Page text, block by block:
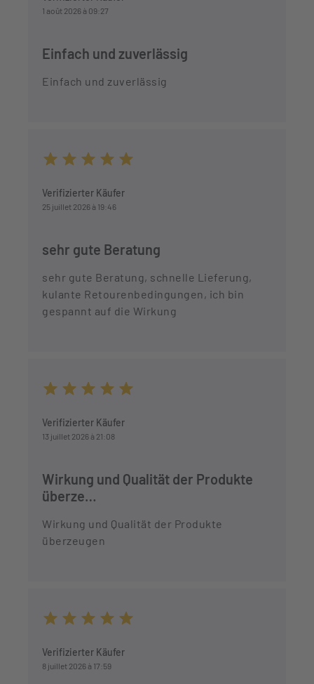
1 août 2026 à 09:27
Einfach und zuverlässig
Einfach und zuverlässig
Verifizierter Käufer
25 juillet 2026 à 19:46
sehr gute Beratung
sehr gute Beratung, schnelle Lieferung,
kulante Retourenbedingungen, ich bin
gespannt auf die Wirkung
Verifizierter Käufer
13 juillet 2026 à 21:08
Wirkung und Qualität der Produkte
überze…
Wirkung und Qualität der Produkte
überzeugen
Verifizierter Käufer
8 juillet 2026 à 17:59